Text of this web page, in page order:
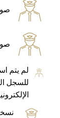
لم يتم
للسجل